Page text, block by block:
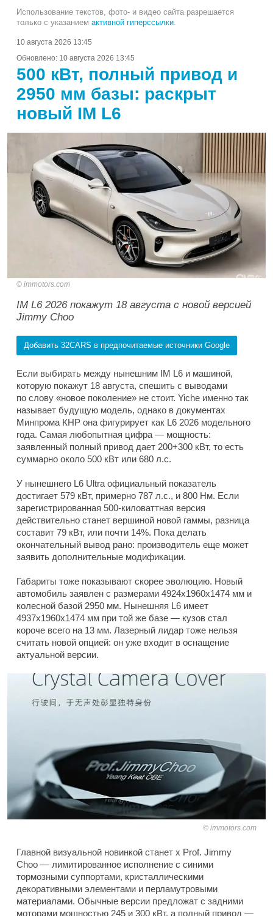
Использование текстов, фото- и видео сайта разрешается
только с указанием активной гиперссылки.
10 августа 2026 13:45
Обновлено: 10 августа 2026 13:45
500 кВт, полный привод и
2950 мм базы: раскрыт
новый IM L6
immotors.com
IM L6 2026 покажут 18 августа с новой версией
Jimmy Choo
Добавить 32CARS в предпочитаемые источники Google
Если выбирать между нынешним IM L6 и машиной,
которую покажут 18 августа, спешить с выводами
по слову «новое поколение» не стоит. Yiche именно так
называет будущую модель, однако в документах
Минпрома КНР она фигурирует как L6 2026 модельного
года. Самая любопытная цифра — мощность:
заявленный полный привод дает 200+300 кВт, то есть
суммарно около 500 кВт или 680 л.с.
У нынешнего L6 Ultra официальный показатель
достигает 579 кВт, примерно 787 л.с., и 800 Нм. Если
зарегистрированная 500-киловаттная версия
действительно станет вершиной новой гаммы, разница
составит 79 кВт, или почти 14%. Пока делать
окончательный вывод рано: производитель еще может
заявить дополнительные модификации.
Габариты тоже показывают скорее эволюцию. Новый
автомобиль заявлен с размерами 4924x1960x1474 мм и
колесной базой 2950 мм. Нынешняя L6 имеет
4937x1960x1474 мм при той же базе — кузов стал
короче всего на 13 мм. Лазерный лидар тоже нельзя
считать новой опцией: он уже входит в оснащение
актуальной версии.
immotors.com
Главной визуальной новинкой станет x Prof. Jimmy
Choo — лимитированное исполнение с синими
тормозными суппортами, кристаллическими
декоративными элементами и перламутровыми
материалами. Обычные версии предложат с задними
моторами мощностью 245 и 300 кВт, а полный привод —